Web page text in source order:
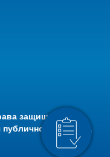
защищены.
публичной офертой.